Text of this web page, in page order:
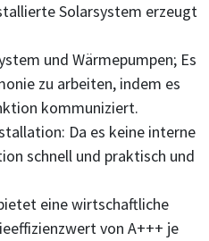
Solarsystem erzeugt
und Wärmepumpen; Es
zu arbeiten, indem es
kommuniziert.
Da es keine interne
schnell und praktisch und
eine wirtschaftliche
von A+++ je